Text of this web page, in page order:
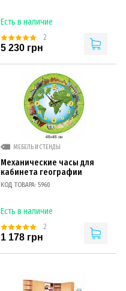
Есть в наличие
2
5 230 грн
МЕБЕЛЬ И СТЕНДЫ
Механические часы для
кабинета географии
КОД ТОВАРА: 5960
Есть в наличие
2
1 178 грн